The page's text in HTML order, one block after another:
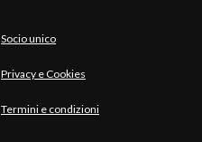
Socio unico
Privacy e Cookies
Termini e condizioni